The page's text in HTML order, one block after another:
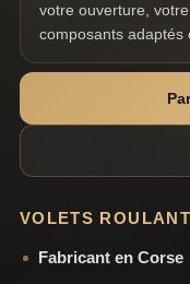
votre ouverture,
composants adaptés
VOLETS
Fabricant en Corse